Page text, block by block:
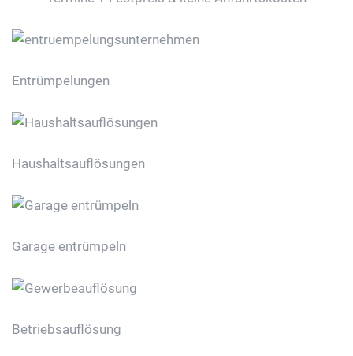
Entrümpelungen
Haushaltsauflösungen
Garage entrümpeln
Betriebsauflösung